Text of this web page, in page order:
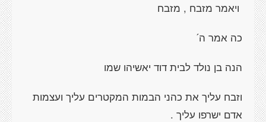
ויאמר מזבח , מזבח
כה אמר ה´
הנה בן נולד לבית דוד יאשיהו שמו
וזבח עליך את כהני הבמות המקטרים עליך ועצמות
אדם ישרפו עליך .